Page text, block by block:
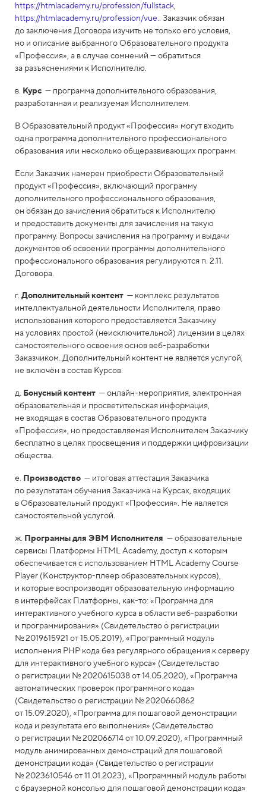
https://htmlacademy.ru/profession/fullstack,
https://htmlacademy.ru/profession/vue.. Заказчик обязан
до заключения Договора изучить не только его условия,
но и описание выбранного Образовательного продукта
«Профессия», а в случае сомнений — обратиться
за разъяснениями к Исполнителю.
в. Курс — программа дополнительного образования,
разработанная и реализуемая Исполнителем.
В Образовательный продукт «Профессия» могут входить
одна программа дополнительного профессионального
образования или несколько общеразвивающих программ.
Если Заказчик намерен приобрести Образовательный
продукт «Профессия», включающий программу
дополнительного профессионального образования,
он обязан до зачисления обратиться к Исполнителю
и предоставить документы для зачисления на такую
программу. Вопросы зачисления на программу и выдачи
документов об освоении программы дополнительного
профессионального образования регулируются п. 2.11.
Договора.
г. Дополнительный контент — комплекс результатов
интеллектуальной деятельности Исполнителя, право
использования которого предоставляется Заказчику
на условиях простой (неисключительной) лицензии в целях
самостоятельного освоения основ веб-разработки
Заказчиком. Дополнительный контент не является услугой,
не включён в состав Курсов.
д. Бонусный контент — онлайн-мероприятия, электронная
образовательная и просветительская информация,
не входящая в состав Образовательного продукта
«Профессия», но предоставляемая Исполнителем Заказчику
бесплатно в целях просвещения и поддержки цифровизации
общества.
е. Производство — итоговая аттестация Заказчика
по результатам обучения Заказчика на Курсах, входящих
в Образовательный продукт «Профессия». Не является
самостоятельной услугой.
ж. Программы для ЭВМ Исполнителя — образовательные
сервисы Платформы HTML Academy, доступ к которым
обеспечивается с использованием HTML Academy Course
Player (Конструктор-плеер образовательных курсов),
и которые воспроизводят образовательную информацию
в интерфейсах Платформы, как-то: «Программа для
интерактивного учебного курса в области веб-разработки
и программирования» (Свидетельство о регистрации
№ 2019615921 от 15.05.2019), «Программный модуль
исполнения PHP кода без регулярного обращения к серверу
для интерактивного учебного курса» (Свидетельство
о регистрации № 2020615038 от 14.05.2020), «Программа
автоматических проверок программного кода»
(Свидетельство о регистрации № 2020660862
от 15.09.2020), «Программа для пошаговой демонстрации
кода и результата его выполнения» (Свидетельство
о регистрации № 202066714 от 10.09.2020), «Программный
модуль анимированных демонстраций для пошаговой
демонстрации кода» (Свидетельство о регистрации
№ 2023610546 от 11.01.2023), «Программный модуль работы
с браузерной консолью для пошаговой демонстрации кода»